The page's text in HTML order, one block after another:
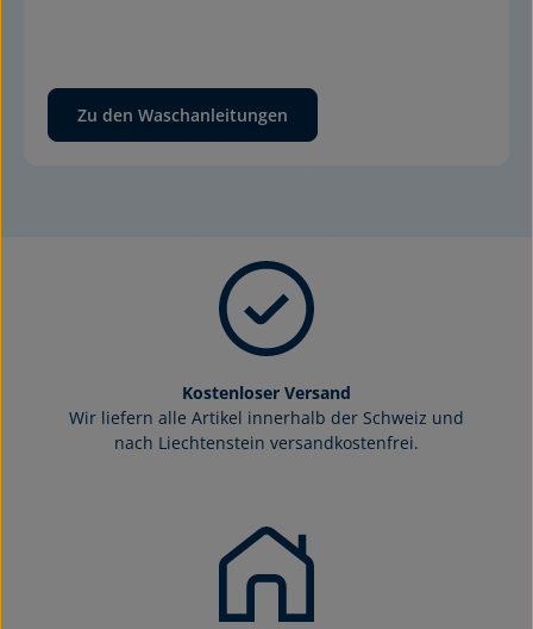
Zu den Waschanleitungen
Kostenloser Versand
Wir liefern alle Artikel innerhalb der Schweiz und
nach Liechtenstein versandkostenfrei.